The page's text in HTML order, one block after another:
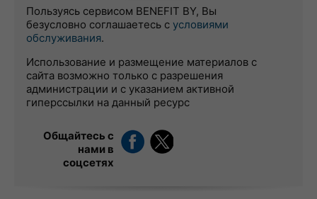
Пользуясь сервисом BENEFIT BY, Вы
безусловно соглашаетесь с условиями
обслуживания.
Использование и размещение материалов с
сайта возможно только с разрешения
администрации и с указанием активной
гиперссылки на данный ресурс
Общайтесь с
нами в
соцсетях